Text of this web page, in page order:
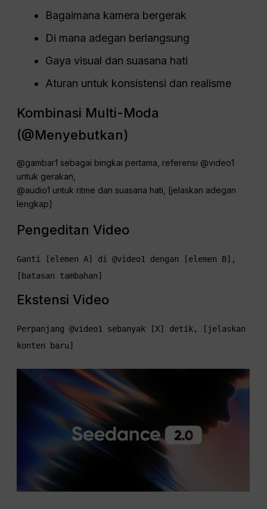
Bagaimana kamera bergerak
Di mana adegan berlangsung
Gaya visual dan suasana hati
Aturan untuk konsistensi dan realisme
Kombinasi Multi-Moda
(@Menyebutkan)
@gambar1 sebagai bingkai pertama, referensi @video1
untuk gerakan,
@audio1 untuk ritme dan suasana hati, [jelaskan adegan
lengkap]
Pengeditan Video
Ganti [elemen A] di @video1 dengan [elemen B],
Ekstensi Video
Perpanjang @video1 sebanyak [X] detik, [jelaskan
konten baru]